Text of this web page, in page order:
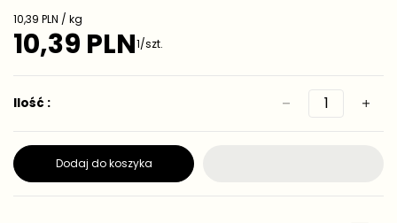
C
e
j
d
o
t
k
10,39 PLN / kg
C
n
a
r
e
u
a
10,39 PLN1/szt.
Ilość :
Dodaj do koszyka